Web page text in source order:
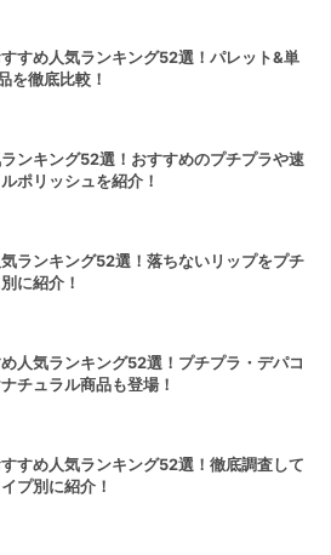
すめ人気ランキング52選！パレット&単
を徹底比較！
ンキング52選！おすすめのプチプラや速
ポリッシュを紹介！
ランキング52選！落ちないリップをプチ
に紹介！
人気ランキング52選！プチプラ・デパコ
チュラル商品も登場！
すめ人気ランキング52選！徹底調査して
プ別に紹介！